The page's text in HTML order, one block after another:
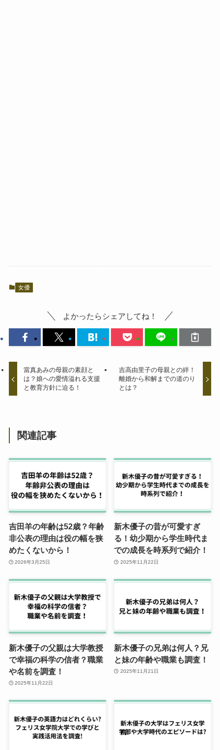
女優
よかったらシェアしてね！
當真あみの母親の素顔と
は？娘への愛情溢れる支援
と教育方針に迫る！
吉高由里子の母親との絆！
離婚から和解までの道のり
とは？
関連記事
吉田羊の年齢は52歳？年齢
非公表の理由は役の幅を狭
めたくないから！
2026年3月25日
新木優子の昔が可愛すぎ
る！幼少期から学生時代ま
での成長を時系列で紹介！
2025年11月22日
新木優子の父親は大学教授
で幸福の科学の信者？職業
や名前を調査！
2025年11月22日
新木優子の兄弟は何人？兄
と妹の年齢や職業も調査！
2025年11月21日